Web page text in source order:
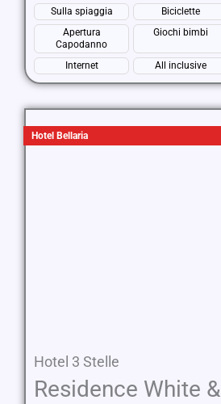
Sulla spiaggia Biciclette
Apertura
Capodanno
Giochi bimbi
Internet All inclusive
Hotel Bellaria
Hotel 3 Stelle
Residence White &